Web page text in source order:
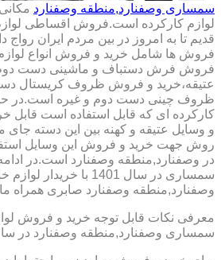
سمساری وصفنارد,منطقه وصفنارد
لوازم کارکرده است.فروش اقساطی
قدیم تا به امروز در بین مردم ایران
فروش ها شامل خرید و فروش انواع
فروش فرش دستباف و ماشینی دست
عتیقه،خرید و فروش ظروف کریستال
ظروف چینی دست دوم و غیره است.در
کارکرده ای که قابل استفاده است
و وسایل عتیقه و کهنه بین این دسته
روش جهت خرید و فروش این وسایل
در وصفنارد,منطقه وصفنارد است.در ادامه
سمساری در سال 1401 با
وصفنارد,منطقه وصفنارد صابری همراه ما
معرفی نکات قابل توجه خرید و فروش
سمساری وصفنارد,منطقه وصفنارد در سال